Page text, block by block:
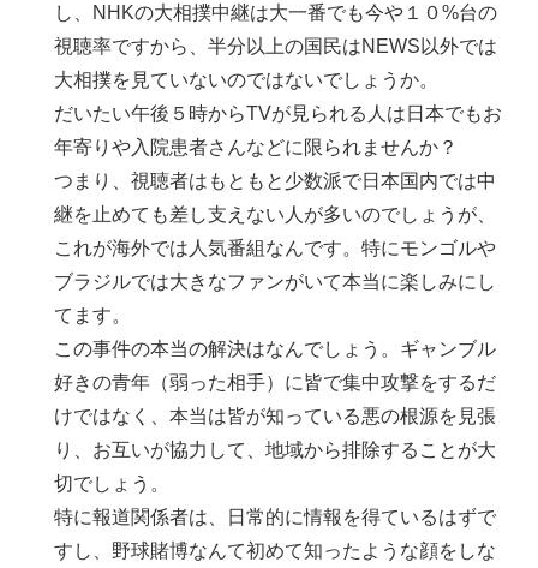
し、NHKの大相撲中継は大一番でも今や１０%台の
視聴率ですから、半分以上の国民はNEWS以外では
大相撲を見ていないのではないでしょうか。
だいたい午後５時からTVが見られる人は日本でもお
年寄りや入院患者さんなどに限られませんか？
つまり、視聴者はもともと少数派で日本国内では中
継を止めても差し支えない人が多いのでしょうが、
これが海外では人気番組なんです。特にモンゴルや
ブラジルでは大きなファンがいて本当に楽しみにし
てます。
この事件の本当の解決はなんでしょう。ギャンブル
好きの青年（弱った相手）に皆で集中攻撃をするだ
けではなく、本当は皆が知っている悪の根源を見張
り、お互いが協力して、地域から排除することが大
切でしょう。
特に報道関係者は、日常的に情報を得ているはずで
すし、野球賭博なんて初めて知ったような顔をしな